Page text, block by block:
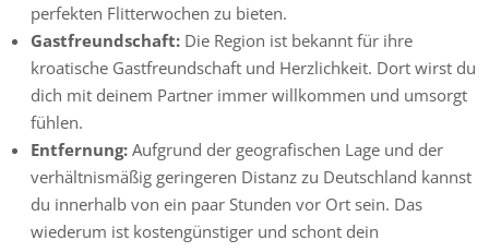
perfekten Flitterwochen zu bieten.
Gastfreundschaft: Die Region ist bekannt für ihre
kroatische Gastfreundschaft und Herzlichkeit. Dort wirst du
dich mit deinem Partner immer willkommen und umsorgt
fühlen.
Entfernung: Aufgrund der geografischen Lage und der
verhältnismäßig geringeren Distanz zu Deutschland kannst
du innerhalb von ein paar Stunden vor Ort sein. Das
wiederum ist kostengünstiger und schont dein